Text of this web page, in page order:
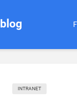
blog
INTRANET